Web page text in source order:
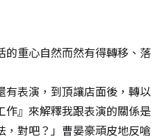
的重心自然而然有得轉移、落
有表演，到頂讓店面後，轉以
作』來解釋我跟表演的關係是
，對吧？」曹晏豪頑皮地反嗆